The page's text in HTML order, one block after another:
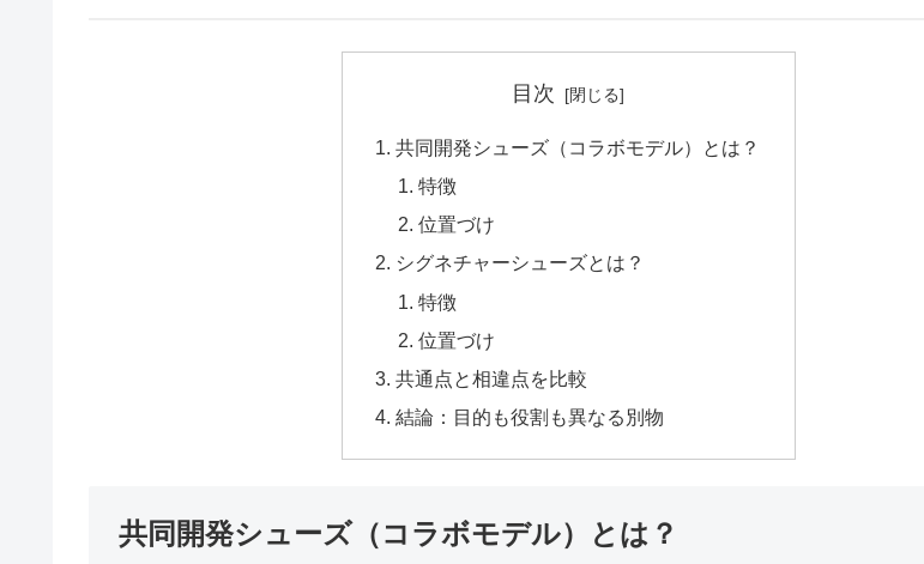
目次
共同開発シューズ（コラボモデル）とは？
特徴
位置づけ
シグネチャーシューズとは？
特徴
位置づけ
共通点と相違点を比較
結論：目的も役割も異なる別物
共同開発シューズ（コラボモデル）とは？